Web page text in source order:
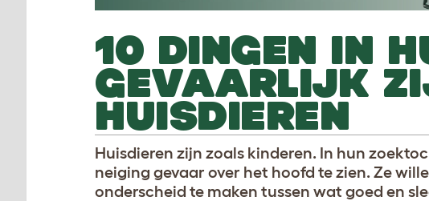
10 DINGEN IN
GEVAARLIJK
HUISDIEREN
Huisdieren zijn zoals kinderen. In hun
neiging gevaar over het hoofd te zien. Ze
onderscheid te maken tussen wat goed en